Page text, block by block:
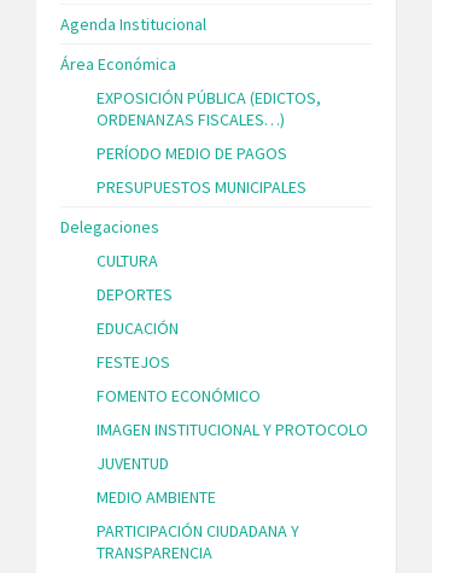
Agenda Institucional
Área Económica
EXPOSICIÓN PÚBLICA (EDICTOS,
ORDENANZAS FISCALES…)
PERÍODO MEDIO DE PAGOS
PRESUPUESTOS MUNICIPALES
Delegaciones
CULTURA
DEPORTES
EDUCACIÓN
FESTEJOS
FOMENTO ECONÓMICO
IMAGEN INSTITUCIONAL Y PROTOCOLO
JUVENTUD
MEDIO AMBIENTE
PARTICIPACIÓN CIUDADANA Y
TRANSPARENCIA